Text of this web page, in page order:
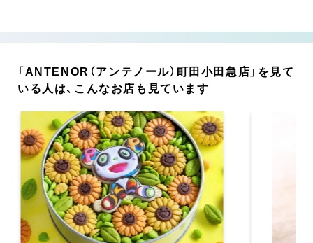
「ANTENOR（アンテノール）町田小田急店」を見て
いる人は、こんなお店も見ています